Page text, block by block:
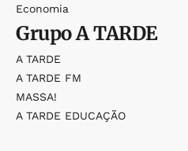
Economia
GrupoA TARDE
A TARDE
A TARDE FM
MASSA!
A TARDE EDUCAÇÃO